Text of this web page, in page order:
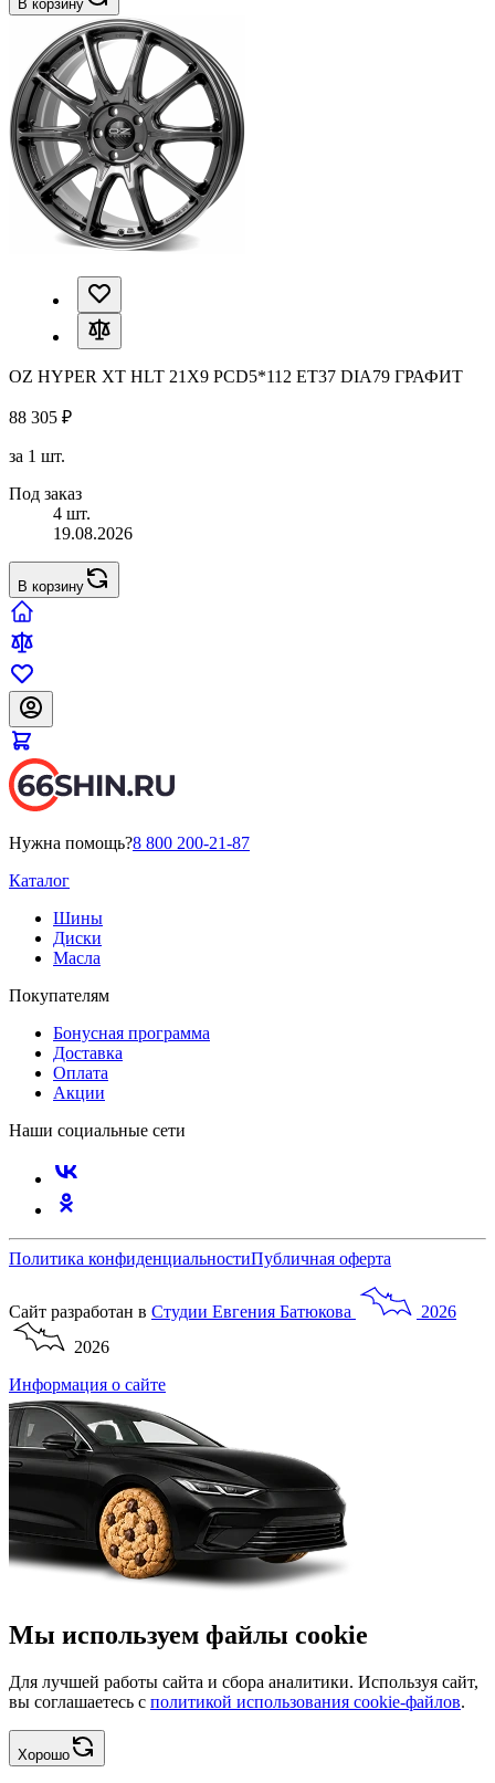
В корзину
OZ HYPER XT HLT 21X9 PCD5*112 ET37 DIA79 ГРАФИТ
88 305 ₽
за 1 шт.
Под заказ
4 шт.
19.08.2026
В корзину
Нужна помощь?8 800 200-21-87
Каталог
Шины
Диски
Масла
Покупателям
Бонусная программа
Доставка
Оплата
Акции
Наши социальные сети
Политика конфиденциальностиПубличная оферта
Сайт разработан в Студии Евгения Батюкова
2026
2026
Информация о сайте
Мы используем файлы cookie
Для лучшей работы сайта и сбора аналитики. Используя сайт,
вы соглашаетесь с политикой использования cookie-файлов.
Хорошо